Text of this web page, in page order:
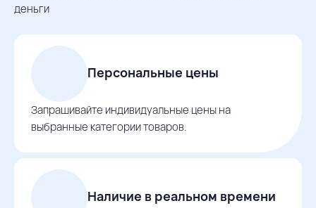
деньги
Персональные цены
Запрашивайте индивидуальные цены на
выбранные категории товаров.
Наличие в реальном времени